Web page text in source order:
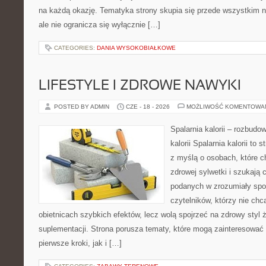
na każdą okazję. Tematyka strony skupia się przede wszystkim
ale nie ogranicza się wyłącznie […]
CATEGORIES: DANIA WYSOKOBIAŁKOWE
LIFESTYLE I ZDROWE NAWYKI
POSTED BY ADMIN CZE - 18 - 2026 MOŻLIWOŚĆ
Spalarnia kalorii –
kalorii Spalarnia kalorii to
z myślą o osobach, które
zdrowej sylwetki i szukają
podanych w zrozumiały
czytelników, którzy nie
obietnicach szybkich efektów, lecz wolą spojrzeć na zdrowy styl
suplementacji. Strona porusza tematy, które mogą
pierwsze kroki, jak i […]